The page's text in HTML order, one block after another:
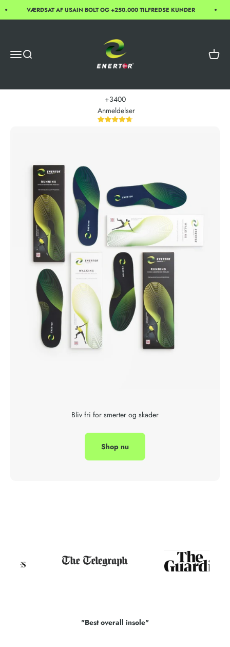
Spring til indholdVÆRDSAT AF USAIN BOLT OG +250.000 TILFREDSE KUNDER
Åbn navigationsmenu
Åbn søgefunktion
Åbn
+3400
Anmeldelser
Bliv fri for smerter og skader
Shop nu
"Best overall insole"